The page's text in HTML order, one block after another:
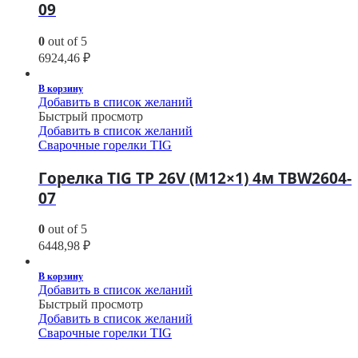
09
0 out of 5
6924,46 ₽
В корзину
Добавить в список желаний
Быстрый просмотр
Добавить в список желаний
Сварочные горелки TIG
Горелка TIG TP 26V (М12×1) 4м TBW2604-
07
0 out of 5
6448,98 ₽
В корзину
Добавить в список желаний
Быстрый просмотр
Добавить в список желаний
Сварочные горелки TIG